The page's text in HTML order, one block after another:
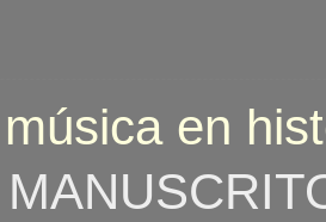
en